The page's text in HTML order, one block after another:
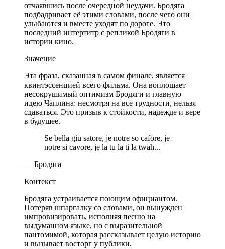
отчаявшись после очередной неудачи. Бродяга
подбадривает её этими словами, после чего они
улыбаются и вместе уходят по дороге. Это
последний интертитр с репликой Бродяги в
истории кино.
Значение
Эта фраза, сказанная в самом финале, является
квинтэссенцией всего фильма. Она воплощает
несокрушимый оптимизм Бродяги и главную
идею Чаплина: несмотря на все трудности, нельзя
сдаваться. Это призыв к стойкости, надежде и вере
в будущее.
Se bella giu satore, je notre so cafore, je
notre si cavore, je la tu la ti la twah...
— Бродяга
Контекст
Бродяга устраивается поющим официантом.
Потеряв шпаргалку со словами, он вынужден
импровизировать, исполняя песню на
выдуманном языке, но с выразительной
пантомимой, которая рассказывает целую историю
и вызывает восторг у публики.